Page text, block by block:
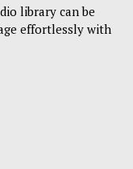
library can be
effortlessly with